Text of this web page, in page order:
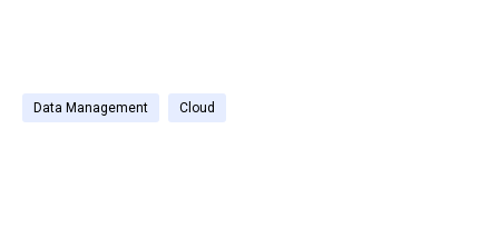
Data Management Cloud